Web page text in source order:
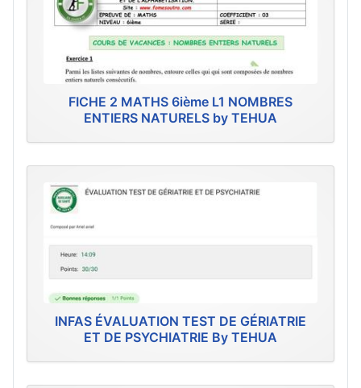
FICHE 2 MATHS 6ième L1 NOMBRES
ENTIERS NATURELS by TEHUA
INFAS ÉVALUATION TEST DE GÉRIATRIE
ET DE PSYCHIATRIE By TEHUA